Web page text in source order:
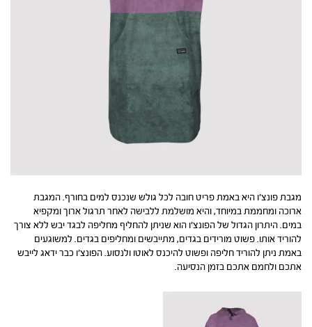
מגבת פונצ’ו היא באמת פריט חובה לכל גולש שנכנס למים בחורף. המגבת
ארוכה ומחממת במיוחד, והיא מושלמת ללבישה לאחר תרגול ארוך ומקפיא
במים. היתרון הגדול של הפונצ’ו הוא שניתן להחליף מחליפה לבגד יבש ללא צורך
להוריד אותו. פשוט מורידים בגדים, מתייבשים ומחליפים בגדים. למשוגעים
באמת ניתן להוריד חליפה ופשוט להיכנס לאוטו ולנסוע. הפונצ’ו כבר ידאג לייבש
אתכם ולחמם אתכם בזמן הנסיעה.